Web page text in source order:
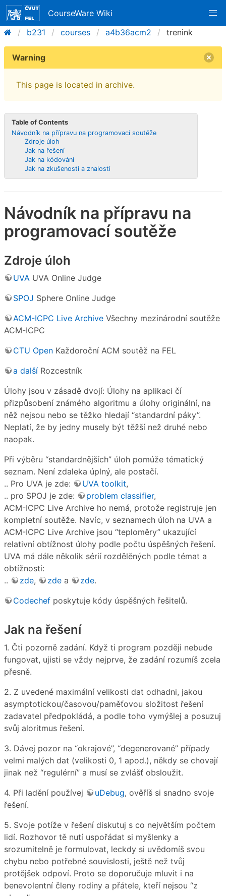
CourseWare Wiki
b231
courses a4b36acm2 trenink
Warning
This page is located in archive.
Table of Contents
Návodník na přípravu na programovací soutěže
Zdroje úloh
Jak na řešení
Jak na kódování
Jak na zkušenosti a znalosti
Návodník na přípravu na
programovací soutěže
Zdroje úloh
UVA UVA Online Judge
SPOJ Sphere Online Judge
ACM-ICPC Live Archive Všechny mezinárodní soutěže
ACM-ICPC
CTU Open Každoroční ACM soutěž na FEL
a další Rozcestník
Úlohy jsou v zásadě dvojí: Úlohy na aplikaci čí
přizpůsobení známého algoritmu a úlohy originální, na
něž nejsou nebo se těžko hledají “standardní páky”.
Neplatí, že by jedny musely být těžší než druhé nebo
naopak.
Při výběru “standardnějších” úloh pomúže tématický
seznam. Není zdaleka úplný, ale postačí.
.. Pro UVA je zde:
UVA toolkit,
.. pro SPOJ je zde:
problem classifier,
ACM-ICPC Live Archive ho nemá, protože registruje jen
kompletní soutěže. Navíc, v seznamech úloh na UVA a
ACM-ICPC Live Archive jsou “teploměry” ukazující
relativní obtížnost úlohy podle počtu úspěšných řešení.
UVA má dále několik sérií rozdělěných podle témat a
obtížnosti:
..
zde, zde a zde.
Codechef poskytuje kódy úspěšných řešitelů.
Jak na řešení
1. Čti pozorně zadání. Když ti program později nebude
fungovat, ujisti se vždy nejprve, že zadání rozumíš zcela
přesně.
2. Z uvedené maximální velikosti dat odhadni, jakou
asymptotickou/časovou/paměťovou složitost řešení
zadavatel předpokládá, a podle toho vymýšlej a posuzuj
svůj aloritmus řešení.
3. Dávej pozor na “okrajové”, “degenerované” případy
velmi malých dat (velikosti 0, 1 apod.), někdy se chovají
jinak než “regulérní” a musí se zvlášť obsloužit.
4. Při ladění používej
uDebug, ověříš si snadno svoje
řešení.
5. Svoje potíže v řešení diskutuj s co největším počtem
lidí. Rozhovor tě nutí uspořádat si myšlenky a
srozumitelně je formulovat, leckdy si uvědomíš svou
chybu nebo potřebné souvislosti, ještě než tvůj
protějšek odpoví. Proto se doporučuje mluvit i na
benevolentní členy rodiny a přátele, kteří nejsou “z